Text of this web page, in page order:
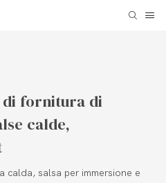
di fornitura di
calde,
calda, salsa per immersione e